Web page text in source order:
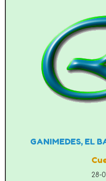
GANIMEDES, EL
28-